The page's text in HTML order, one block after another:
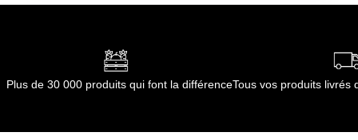
Plus de 30 000 produits qui font la différenceTous vos produits livrés